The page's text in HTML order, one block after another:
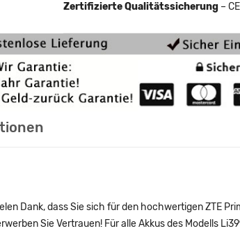
Zertifizierte Qualitätssicherung –
Dank, dass Sie sich für den hochwertigen ZTE
Sie Vertrauen! Für alle Akkus des Modells